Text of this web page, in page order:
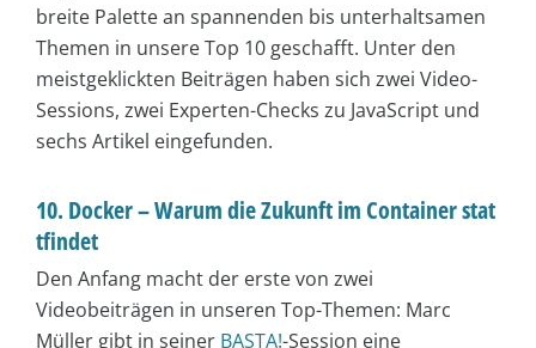
breite Palette an spannenden bis unterhaltsamen
Themen in unsere Top 10 geschafft. Unter den
meistgeklickten Beiträgen haben sich zwei Video-
Sessions, zwei Experten-Checks zu JavaScript und
sechs Artikel eingefunden.
10. Docker – Warum die Zukunft im Container stat
tfindet
Den Anfang macht der erste von zwei
Videobeiträgen in unseren Top-Themen: Marc
Müller gibt in seiner BASTA!-Session eine